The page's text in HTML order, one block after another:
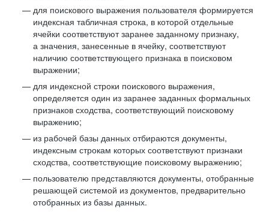
для поискового выражения пользователя формируется
индексная табличная строка, в которой отдельные
ячейки соответствуют заранее заданному признаку,
а значения, занесенные в ячейку, соответствуют
наличию соответствующего признака в поисковом
выражении;
для индексной строки поискового выражения,
определяется один из заранее заданных формальных
признаков сходства, соответствующий поисковому
выражению;
из рабочей базы данных отбираются документы,
индексным строкам которых соответствуют признаки
сходства, соответствующие поисковому выражению;
пользователю представляются документы, отобранные
решающей системой из документов, предварительно
отобранных из базы данных.